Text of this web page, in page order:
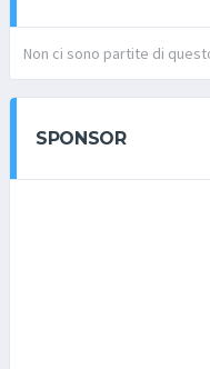
Non ci sono partite di
SPONSOR